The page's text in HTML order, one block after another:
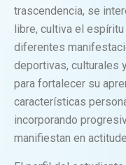
trascendencia, se
libre, cultiva el
diferentes
deportivas, culturales
para fortalecer su
características
incorporando
manifiestan en